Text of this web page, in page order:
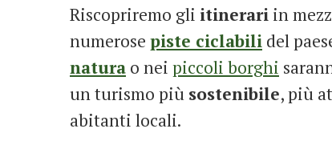
Riscopriremo gli itinerari in
numerose piste ciclabili del
natura o nei piccoli borghi
un turismo più sostenibile, più
abitanti locali.